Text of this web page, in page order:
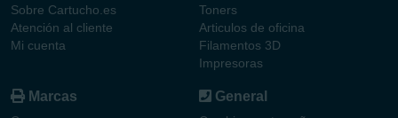
Sobre Cartucho.es
Atención al cliente
Mi cuenta
Toners
Articulos de oficina
Filamentos 3D
Impresoras
Marcas General